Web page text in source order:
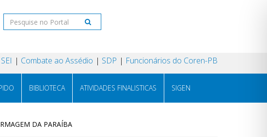
SEI Combate ao Assédio SDP Funcionários do Coren-PB
BIBLIOTECA ATIVIDADES FINALISTICAS SIGEN
DA PARAÍBA